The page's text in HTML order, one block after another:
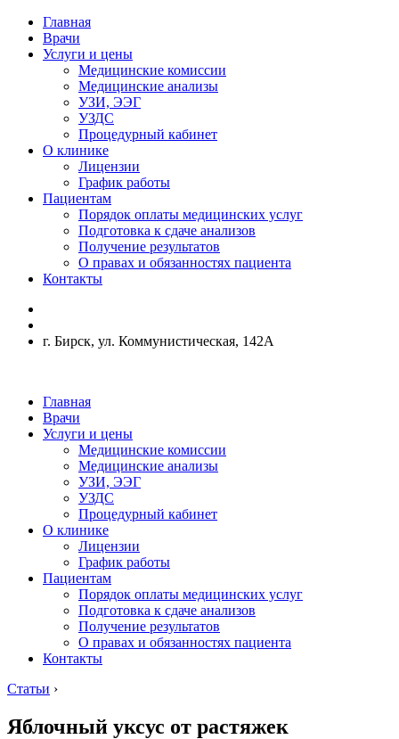
Главная
Врачи
Услуги и цены
Медицинские комиссии
Медицинские анализы
УЗИ, ЭЭГ
УЗДС
Процедурный кабинет
О клинике
Лицензии
График работы
Пациентам
Порядок оплаты медицинских услуг
Подготовка к сдаче анализов
Получение результатов
О правах и обязанностях пациента
Контакты
г. Бирск, ул. Коммунистическая, 142А
Главная
Врачи
Услуги и цены
Медицинские комиссии
Медицинские анализы
УЗИ, ЭЭГ
УЗДС
Процедурный кабинет
О клинике
Лицензии
График работы
Пациентам
Порядок оплаты медицинских услуг
Подготовка к сдаче анализов
Получение результатов
О правах и обязанностях пациента
Контакты
Статьи ›
Яблочный уксус от растяжек